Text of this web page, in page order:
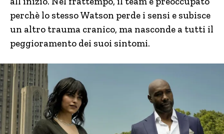
perchè lo stesso Watson perde i sensi e subisce
un altro trauma cranico, ma nasconde a tutti il
peggioramento dei suoi sintomi.